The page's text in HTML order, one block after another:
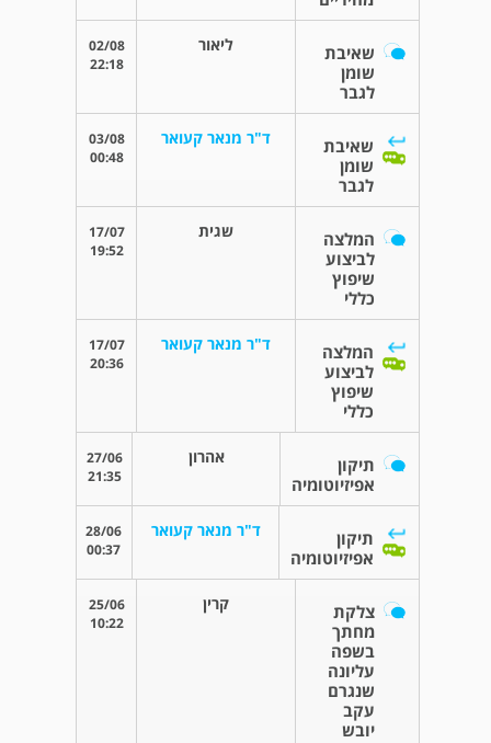
שאיבת
שומן
לגבר
ליאור
02/08
22:18
שאיבת
שומן
לגבר
ד"ר מנאר קעואר
03/08
00:48
המלצה
לביצוע
שיפוץ
כללי
שגית
17/07
19:52
המלצה
לביצוע
שיפוץ
כללי
ד"ר מנאר קעואר
17/07
20:36
תיקון
אפיזיוטומיה
אהרון
27/06
21:35
תיקון
אפיזיוטומיה
ד"ר מנאר קעואר
28/06
00:37
צלקת
מחתך
בשפה
עליונה
שנגרם
עקב
יובש
קרין
25/06
10:22